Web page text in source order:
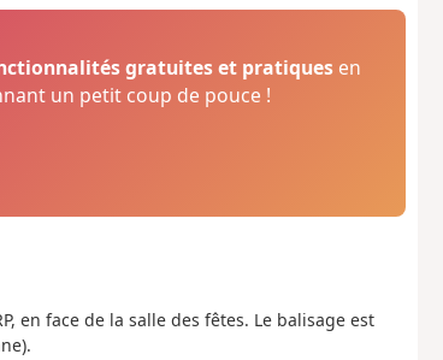
gratuites et pratiques en
un petit coup de pouce !
en face de la salle des fêtes. Le balisage est